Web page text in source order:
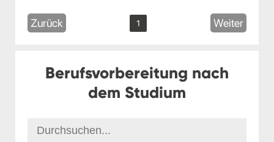
Zurück 1 Weiter
Berufsvorbereitung nach
dem Studium